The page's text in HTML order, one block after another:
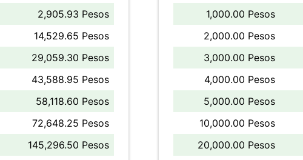
2,905.93 Pesos
14,529.65 Pesos
29,059.30 Pesos
43,588.95 Pesos
58,118.60 Pesos
72,648.25 Pesos
145,296.50 Pesos
1,000.00 Pesos
2,000.00 Pesos
3,000.00 Pesos
4,000.00 Pesos
5,000.00 Pesos
10,000.00 Pesos
20,000.00 Pesos